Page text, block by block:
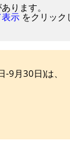
ります。
表示 をクリック
9月30日)は、